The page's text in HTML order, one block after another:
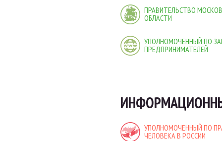
ПРАВИТЕЛЬСТВО
ОБЛАСТИ
УПОЛНОМОЧЕННЫЙ ПО
ПРЕДПРИНИМАТЕЛЕЙ
УПОЛНОМОЧЕННЫЙ ПО
ЧЕЛОВЕКА В РОССИИ